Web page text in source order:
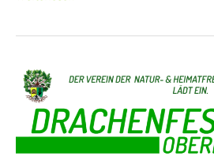
Drachenfest
2022
auf
dem
Oberhofberg